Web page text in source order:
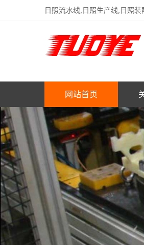
日照流水线,日照生产线,日照
网站首页